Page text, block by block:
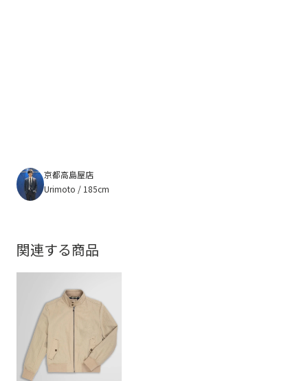
京都高島屋店
Urimoto / 185cm
関連する商品